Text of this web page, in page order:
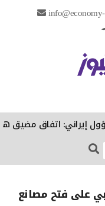
إيراني: اتفاق مضيق هرمز
على فتح مصانع